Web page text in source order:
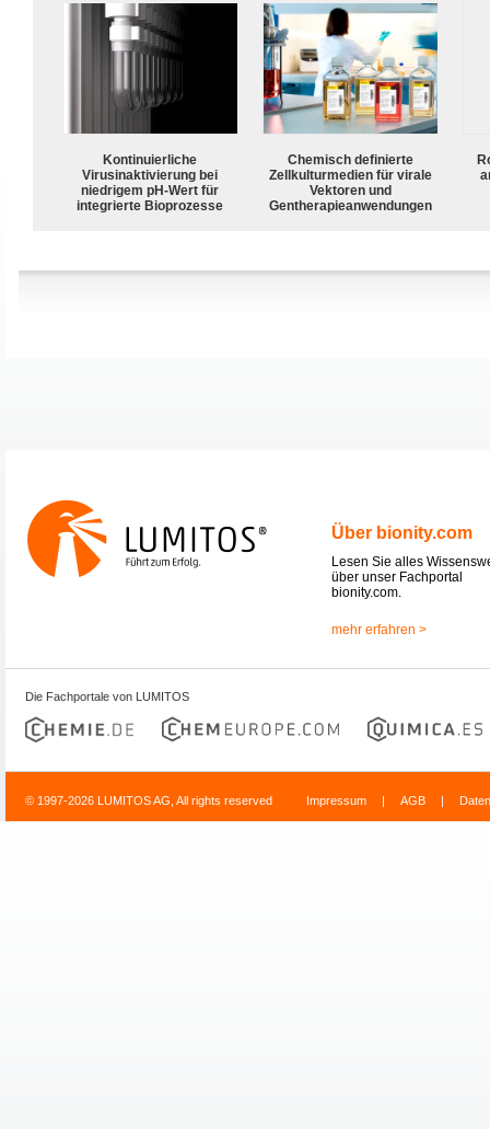
Kontinuierliche
Virusinaktivierung bei
niedrigem pH-Wert für
integrierte Bioprozesse
Chemisch definierte
Zellkulturmedien für virale
Vektoren und
Gentherapieanwendungen
Über bionity.com
Lesen Sie alles
über unser Fachportal
bionity.com.
mehr erfahren >
Die Fachportale von LUMITOS
© 1997-2026 LUMITOS AG, All rights reserved Impressum | AGB |